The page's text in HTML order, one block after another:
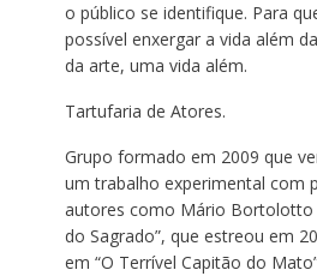
o público se identifique. Para
possível enxergar a vida além
da arte, uma vida além.
Tartufaria de Atores.
Grupo formado em 2009 que
um trabalho experimental com
autores como Mário Bortolotto
do Sagrado”, que estreou em
em “O Terrível Capitão do